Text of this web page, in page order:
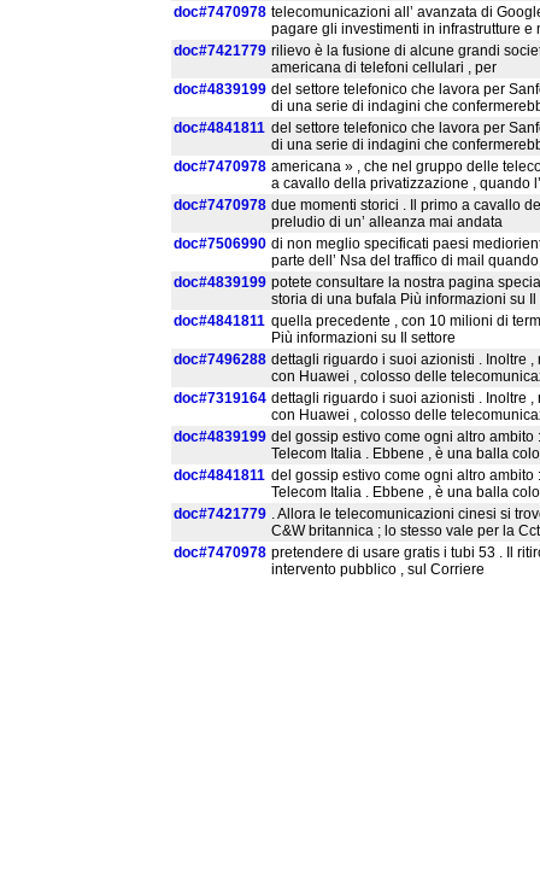
doc#7470978 telecomunicazioni all’ avanzata di
pagare gli investimenti in infrastrutture e
doc#7421779 rilievo è la fusione di alcune grandi
americana di telefoni cellulari , per
doc#4839199 del settore telefonico che lavora per
di una serie di indagini che
doc#4841811 del settore telefonico che lavora per
di una serie di indagini che
doc#7470978 americana » , che nel gruppo delle
a cavallo della privatizzazione , quando
doc#7470978 due momenti storici . Il primo a cavallo
preludio di un’ alleanza mai andata
doc#7506990 di non meglio specificati paesi
parte dell’ Nsa del traffico di mail
doc#4839199 potete consultare la nostra pagina
storia di una bufala Più informazioni su Il
doc#4841811 quella precedente , con 10 milioni di
Più informazioni su Il settore
doc#7496288 dettagli riguardo i suoi azionisti . Inoltre
con Huawei , colosso delle
doc#7319164 dettagli riguardo i suoi azionisti . Inoltre
con Huawei , colosso delle
doc#4839199 del gossip estivo come ogni altro
Telecom Italia . Ebbene , è una balla
doc#4841811 del gossip estivo come ogni altro
Telecom Italia . Ebbene , è una balla
doc#7421779 . Allora le telecomunicazioni cinesi si
C&W britannica ; lo stesso vale per la
doc#7470978 pretendere di usare gratis i tubi 53 . Il
intervento pubblico , sul Corriere